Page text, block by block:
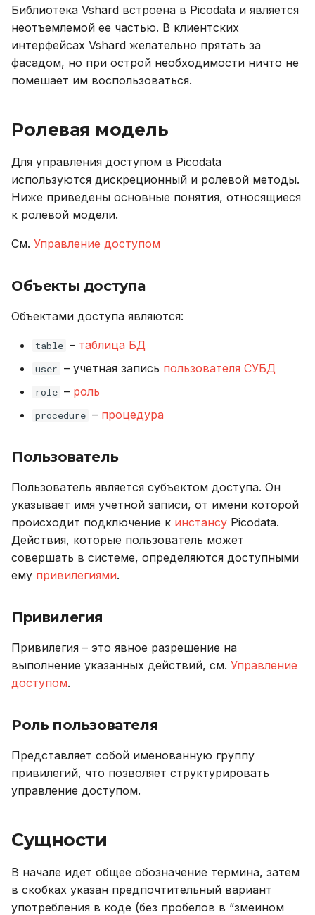
Библиотека Vshard встроена в Picodata и является
неотъемлемой ее частью. В клиентских
интерфейсах Vshard желательно прятать за
фасадом, но при острой необходимости ничто не
помешает им воспользоваться.
Ролевая модель
Для управления доступом в Picodata
используются дискреционный и ролевой методы.
Ниже приведены основные понятия, относящиеся
к ролевой модели.
См. Управление доступом
Объекты доступа
Объектами доступа являются:
table – таблица БД
user – учетная запись пользователя СУБД
role – роль
procedure – процедура
Пользователь
Пользователь является субъектом доступа. Он
указывает имя учетной записи, от имени которой
происходит подключение к инстансу Picodata.
Действия, которые пользователь может
совершать в системе, определяются доступными
ему привилегиями.
Привилегия
Привилегия – это явное разрешение на
выполнение указанных действий, см. Управление
доступом.
Роль пользователя
Представляет собой именованную группу
привилегий, что позволяет структурировать
управление доступом.
Сущности
В начале идет общее обозначение термина, затем
в скобках указан предпочтительный вариант
употребления в коде (без пробелов в “змеином